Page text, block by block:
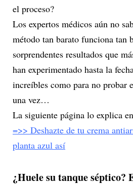
el proceso?
Los expertos médicos aún no
método tan barato funciona tan
sorprendentes resultados que
han experimentado hasta la
increíbles como para no probar
una vez…
La siguiente página lo explica
=>> Deshazte de tu crema
planta azul así
¿Huele su tanque séptico?